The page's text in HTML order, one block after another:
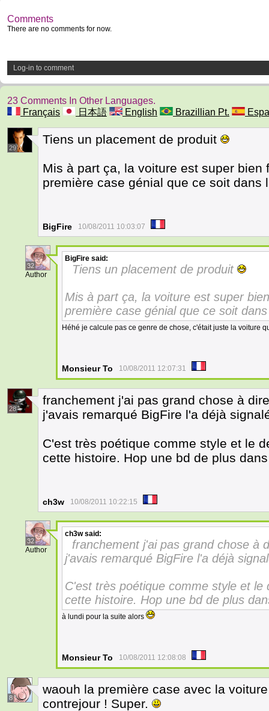
Comments
There are no comments for now.
Log-in to comment
23 Comments In Other Languages.
Français
日本語 English Brazillian Pt.
29
Tiens un placement de produit
Mis à part ça, la voiture est super
première case génial que ce soit dans
BigFire 10/08/2011 10:03:07
32
Author
BigFire said:
Tiens un placement de produit
Mis à part ça, la voiture est super
première case génial que ce soit
Héhé je calcule pas ce genre de chose, c'était juste la voiture
Monsieur To 10/08/2011 12:07:31
28
franchement j'ai pas grand chose à
j'avais remarqué BigFire l'a déjà
C'est très poétique comme style et le
cette histoire. Hop une bd de plus
ch3w 10/08/2011 10:22:15
32
Author
ch3wsaid:
franchement j'ai pas grand chose à
j'avais remarqué BigFire l'a déjà
C'est très poétique comme style et le
cette histoire. Hop une bd de plus
à lundi pour la suite alors
Monsieur To 10/08/2011 12:08:08
8
waouh la première case avec la
contrejour ! Super.